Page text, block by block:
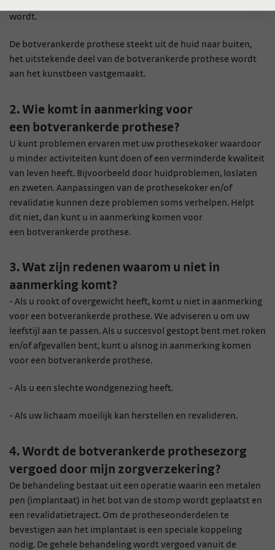
wordt.
De botverankerde prothese steekt uit de huid naar buiten,
het uitstekende deel van de botverankerde prothese wordt
aan het kunstbeen vastgemaakt.
2. Wie komt in aanmerking voor
een botverankerde prothese?
U kunt problemen ervaren met uw prothesekoker waardoor
u minder activiteiten kunt doen of een verminderde kwaliteit
van leven heeft. Bijvoorbeeld door huidproblemen, loslaten
en zweten. Aanpassingen van de prothesekoker en/of
revalidatie kunnen deze problemen soms verhelpen. Helpt
dit niet, dan kunt u in aanmerking komen voor
een botverankerde prothese.
3. Wat zijn redenen waarom u niet in
aanmerking komt?
- Als u rookt of overgewicht heeft, komt u niet in aanmerking
voor een botverankerde prothese. We adviseren u om uw
leefstijl aan te passen. Als u succesvol gestopt bent met roken
en/of afgevallen bent, kunt u alsnog in aanmerking komen
voor een botverankerde prothese.
- Als u een slechte wondgenezing heeft.
- Als uw lichaam moeilijk kan herstellen en revalideren.
4. Wordt de botverankerde prothesezorg
vergoed door mijn zorgverzekering?
De behandeling bestaat uit een operatie waarin een metalen
pen (implantaat) in het bot van de stomp wordt geplaatst en
een revalidatietraject. Om de protheseonderdelen te
bevestigen aan het implantaat is een speciale koppeling
nodig. De gehele behandeling wordt vergoed vanuit de